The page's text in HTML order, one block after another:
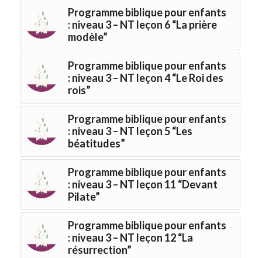
Programme biblique pour enfants
: niveau 3 – NT leçon 6 “La prière
modèle”
Programme biblique pour enfants
: niveau 3 – NT leçon 4 “Le Roi des
rois”
Programme biblique pour enfants
: niveau 3 – NT leçon 5 “Les
béatitudes”
Programme biblique pour enfants
: niveau 3 – NT leçon 11 “Devant
Pilate”
Programme biblique pour enfants
: niveau 3 – NT leçon 12 “La
résurrection”